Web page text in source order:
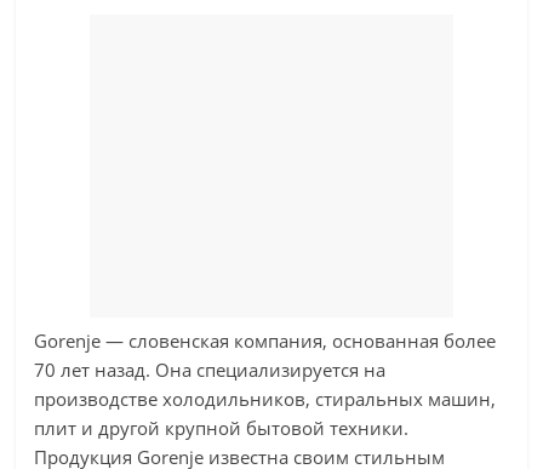
Gorenje — словенская компания, основанная более
70 лет назад. Она специализируется на
производстве холодильников, стиральных машин,
плит и другой крупной бытовой техники.
Продукция Gorenje известна своим стильным